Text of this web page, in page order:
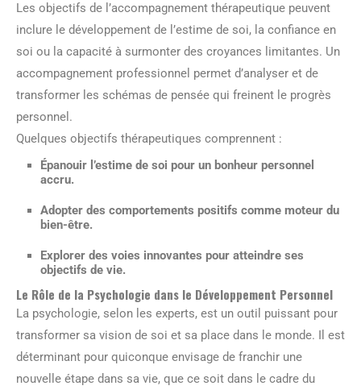
Les objectifs de l’accompagnement thérapeutique peuvent
inclure le développement de l’estime de soi, la confiance en
soi ou la capacité à surmonter des croyances limitantes. Un
accompagnement professionnel permet d’analyser et de
transformer les schémas de pensée qui freinent le progrès
personnel.
Quelques objectifs thérapeutiques comprennent :
Épanouir l’estime de soi pour un bonheur personnel
accru.
Adopter des comportements positifs comme moteur du
bien-être.
Explorer des voies innovantes pour atteindre ses
objectifs de vie.
Le Rôle de la Psychologie dans le Développement Personnel
La psychologie, selon les experts, est un outil puissant pour
transformer sa vision de soi et sa place dans le monde. Il est
déterminant pour quiconque envisage de franchir une
nouvelle étape dans sa vie, que ce soit dans le cadre du